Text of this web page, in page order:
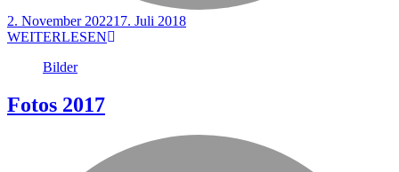
2. November 202217. Juli 2018
WEITERLESEN
Bilder
Fotos 2017